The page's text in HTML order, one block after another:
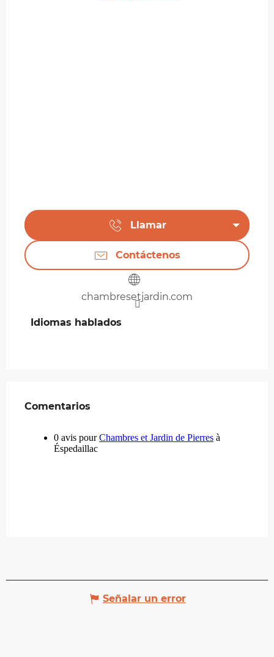
Llamar
Contáctenos
chambresetjardin.com
Idiomas hablados
Idiomas hablados
Comentarios
Comentarios
Señalar un error